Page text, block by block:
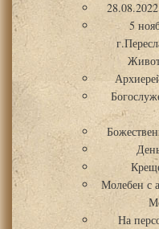
5
Молебен с
На